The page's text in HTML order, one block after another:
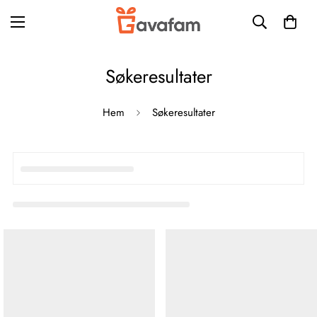
Søkeresultater
Hem Søkeresultater